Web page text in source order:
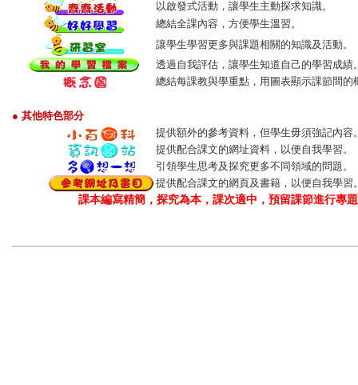
以啟發式活動，讓學生主動探求知識。
總結全課內容，方便學生溫習。
讓學生學習更多與課題相關的知識及活動。
透過自我評估，讓學生知道自己的學習成績
總結每課教與學重點，用圖表顯示課節間的
● 其他特色部分
提供額外的參考資料，但學生毋須強記內容
提供配合課文的網址資料，以便自我學習。
引領學生思考及探究更多不同領域的問題。
提供配合課文的網頁及書籍，以便自我學習
課本編寫精簡，探究為本，課次適中，預留課節進行專